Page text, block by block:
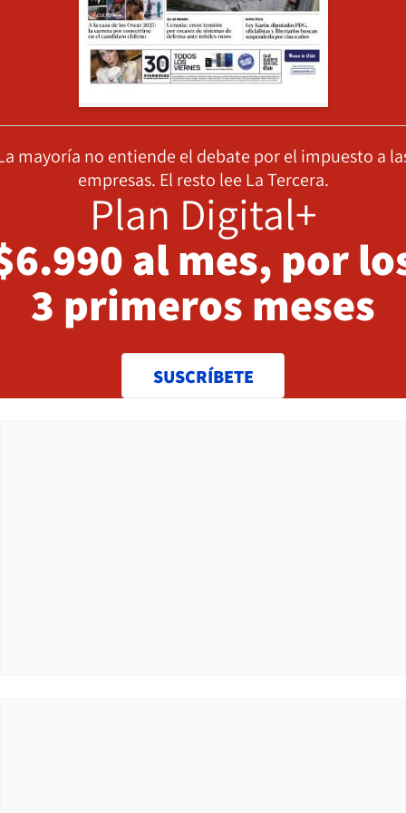
mayoría no entiende el debate por el impuesto a
empresas. El resto lee La Tercera.
Plan Digital+
al mes, por
3 primeros meses
SUSCRÍBETE